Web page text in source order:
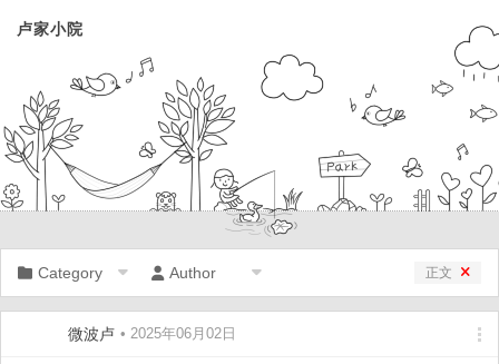
卢家小院
Category Author 正文
微波卢 • 2025年06月02日